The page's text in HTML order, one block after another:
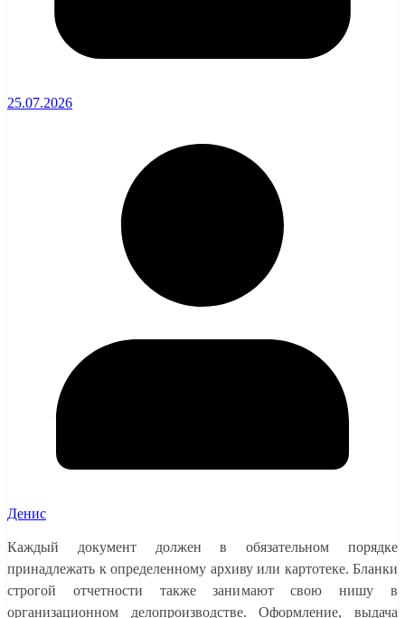
25.07.2026
Денис
Каждый документ должен в обязательном порядке
принадлежать к определенному архиву или картотеке. Бланки
строгой отчетности также занимают свою нишу в
организационном делопроизводстве. Оформление, выдача